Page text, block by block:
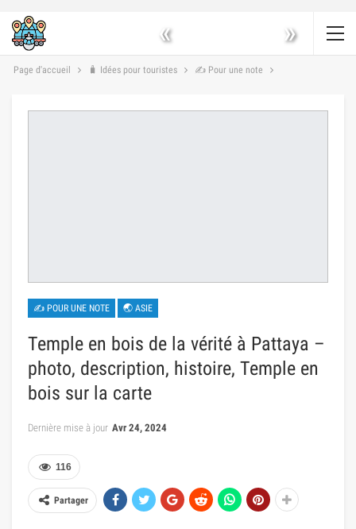
« »
Page d'accueil 🧳 Idées pour touristes ✍ Pour une note
✍ POUR UNE NOTE 🌏 ASIE
Temple en bois de la vérité à Pattaya –
photo, description, histoire, Temple en
bois sur la carte
Dernière mise à jour Avr 24, 2024
116
Partager